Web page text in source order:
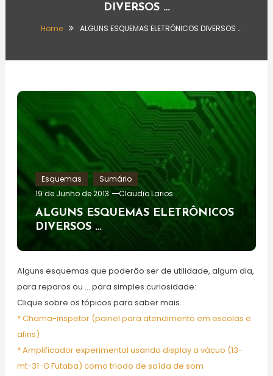
DIVERSOS …
Home ALGUNS ESQUEMAS ELETRÔNICOS DIVERSOS …
Esquemas
Sumário
19 de Junho de 2013
Claudio Larios
ALGUNS ESQUEMAS ELETRÔNICOS
DIVERSOS …
Alguns esquemas que poderão ser de utilidade, algum dia,
para reparos ou … para simples curiosidade:
Clique sobre os tópicos para saber mais.
* Chama-inspetor (painel para atendimento em escolas e
afins)
* Amplificador experimental usando display a vácuo (13-
mt-31-G Futaba) como triodo de saída de som